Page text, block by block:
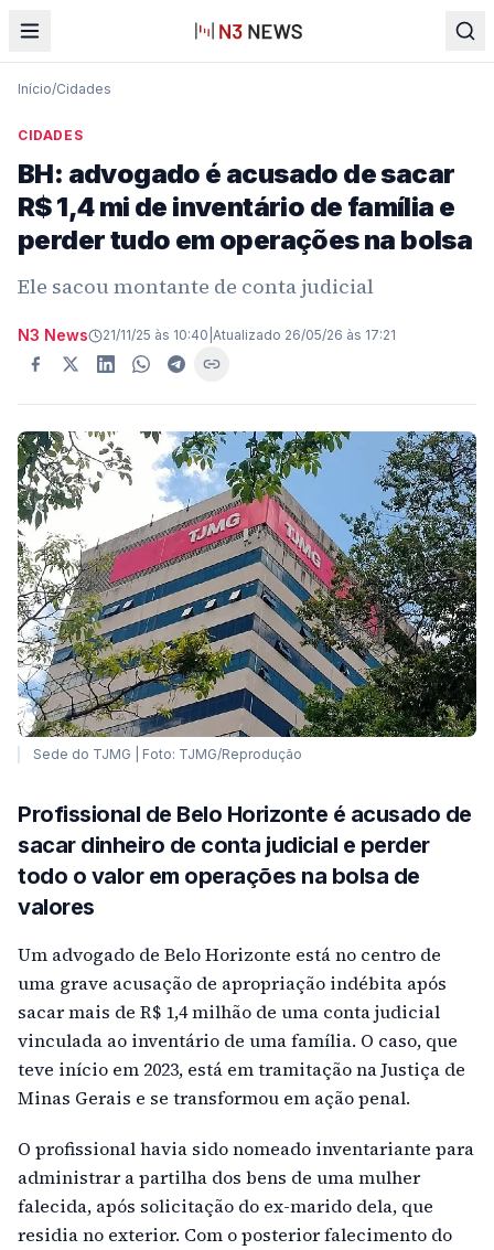
Início/Cidades
CIDADES
BH: advogado é acusado de sacar
R$ 1,4 mi de inventário de família e
perder tudo em operações na bolsa
Ele sacou montante de conta judicial
N3 News 21/11/25 às 10:40 Atualizado 26/05/26 às 17:21
Sede do TJMG | Foto: TJMG/Reprodução
Profissional de Belo Horizonte é acusado de
sacar dinheiro de conta judicial e perder
todo o valor em operações na bolsa de
valores
Um advogado de Belo Horizonte está no centro de
uma grave acusação de apropriação indébita após
sacar mais de R$ 1,4 milhão de uma conta judicial
vinculada ao inventário de uma família. O caso, que
teve início em 2023, está em tramitação na Justiça de
Minas Gerais e se transformou em ação penal.
O profissional havia sido nomeado inventariante para
administrar a partilha dos bens de uma mulher
falecida, após solicitação do ex-marido dela, que
residia no exterior. Com o posterior falecimento do